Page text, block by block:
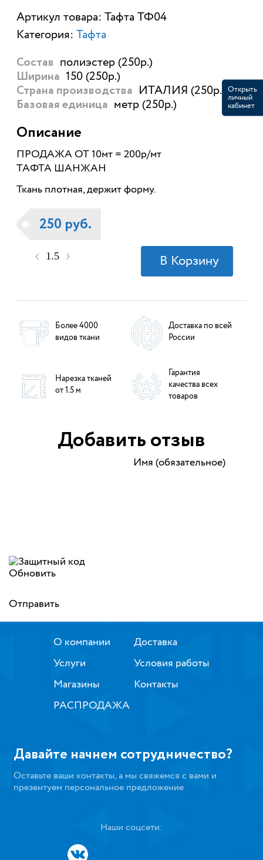
Артикул товара: Тафта ТФ04
Категория: Тафта
Состав полиэстер (250р.)
Ширина 150 (250р.)
Страна производства ИТАЛИЯ (250р.)
Базовая единица метр (250р.)
Описание
ПРОДАЖА ОТ 10мт = 200р/мт
ТАФТА ШАНЖАН
Ткань плотная, держит форму.
250 руб.
Более 4000
видов ткани
Доставка по всей
России
Нарезка тканей
от 1.5 м
Гарантия
качества всех
товаров
Добавить отзыв
Имя (обязательное)
Обновить
Отправить
Открыть
личный
кабинет
О компании
Услуги
Магазины
РАСПРОДАЖА
Доставка
Условия работы
Контакты
Давайте начнем сотрудничество?
Оставьте ваши контакты, а мы свяжемся с вами и
презентуем персональное предложение
Наши соцсети: